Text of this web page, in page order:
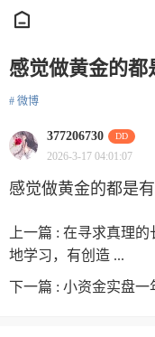
感觉做黄金的都
# 微博
377206730 DD
2026-3-17 04:01:07
感觉做黄金的都是
上一篇 : 在寻求真理的
地学习，有创造 ...
下一篇 : 小资金实盘一